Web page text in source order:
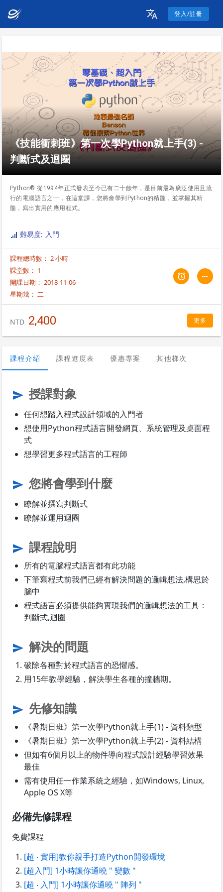
登入/註冊
《技能衝刺班》第一次學Python就上手(3) -
判斷式及迴圈
Python® 從1994年正式發表至今已有二十餘年，是目前最為廣泛使用且流
行的電腦語言之一，在這堂課，您將會學到Python的精髓，並掌握其精
髓，寫出實用的應用程式。
難易度: 入門
課程總時數： 2 小時
課堂數： 1
開課日期： 2018-11-06
星期幾： 二
NTD 2,400 更多
課程介紹 課程進度表 優惠專案 其他梯次
send 授課對象
任何想踏入程式設計領域的入門者
想使用Python程式語言開發網頁、系統管理及桌面程
式
想學習更多程式語言的工程師
send 您將會學到什麼
瞭解並撰寫判斷式
瞭解並運用迴圈
send 課程說明
所有的電腦程式語言都有此功能
下筆寫程式前我們已經有解決問題的邏輯想法,構思於
腦中
程式語言必須提供能夠實現我們的邏輯想法的工具：
判斷式,迴圈
send 解決的問題
破除各種對於程式語言的恐懼感。
用15年教學經驗，解決學生各種的撞牆期。
send 先修知識
《暑期日班》第一次學Python就上手(1) - 資料類型
《暑期日班》第一次學Python就上手(2) - 資料結構
但如有6個月以上的物件導向程式設計經驗學習效果
最佳
需有使用任一作業系統之經驗，如Windows, Linux,
Apple OS X等
必備先修課程
免費課程
[超 ‧ 實用]教你親手打造Python開發環境
[超入門] 1小時讓你通曉 " 變數 "
[超 ‧ 入門] 1小時讓你通曉 " 陣列 "